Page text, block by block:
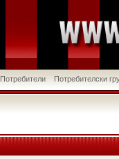
Потребители Потребителски